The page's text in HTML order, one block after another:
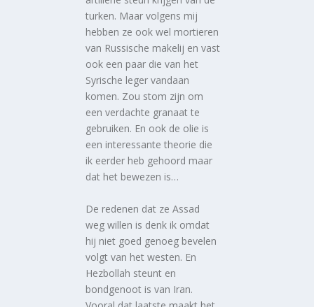
turken. Maar volgens mij
hebben ze ook wel mortieren
van Russische makelij en vast
ook een paar die van het
Syrische leger vandaan
komen. Zou stom zijn om
een verdachte granaat te
gebruiken. En ook de olie is
een interessante theorie die
ik eerder heb gehoord maar
dat het bewezen is…
De redenen dat ze Assad
weg willen is denk ik omdat
hij niet goed genoeg bevelen
volgt van het westen. En
Hezbollah steunt en
bondgenoot is van Iran.